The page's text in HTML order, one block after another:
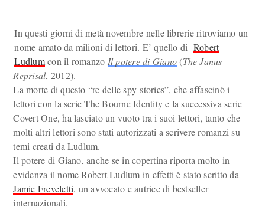
In questi giorni di metà novembre nelle librerie ritroviamo un
nome amato da milioni di lettori. E’ quello di Robert
Ludlumcon il romanzo Il potere di Giano(The Janus
Reprisal, 2012).
La morte di questo “re delle spy-stories”, che affascinò i
lettori con la serie The Bourne Identity e la successiva serie
Covert One, ha lasciato un vuoto tra i suoi lettori, tanto che
molti altri lettori sono stati autorizzati a scrivere romanzi su
temi creati da Ludlum.
Il potere di Giano, anche se in copertina riporta molto in
evidenza il nome Robert Ludlum in effetti è stato scritto da
Jamie Freveletti, un avvocato e autrice di bestseller
internazionali.